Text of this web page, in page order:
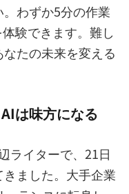
わずか5分の作業
験できます。難し
たの未来を変える
は味方になる
ライターで、21日
ました。大手企業